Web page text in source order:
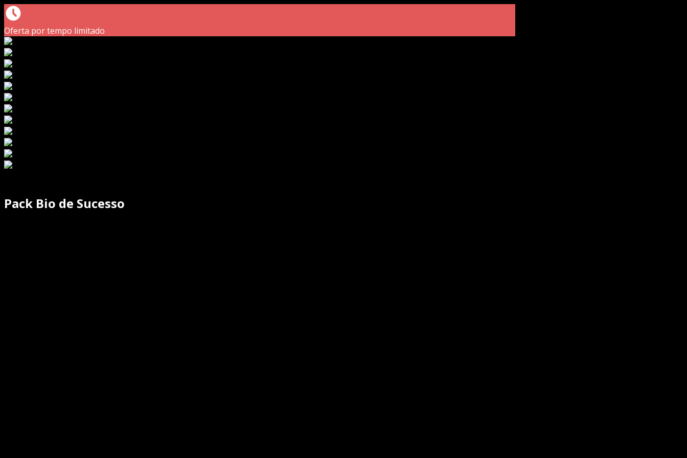
Oferta por tempo limitado
Pack Bio de Sucesso